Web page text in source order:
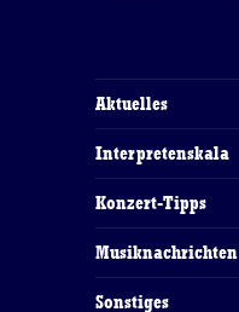
Aktuelles
Interpretenskala
Konzert-Tipps
Musiknachrichten
Sonstiges